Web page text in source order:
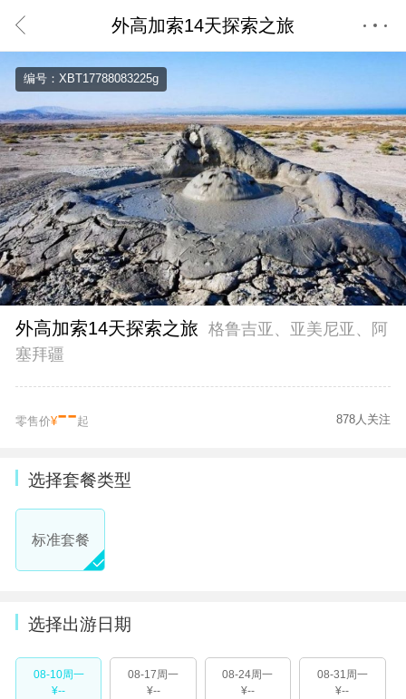
外高加索14天探索之旅
编号：XBT17788083225g
外高加索14天探索之旅 格鲁吉亚、亚美尼亚、阿
塞拜疆
零售价¥--起 878人关注
选择套餐类型
标准套餐
选择出游日期
08-10周一
¥--
08-17周一
¥--
08-24周一
¥--
08-31周一
¥--